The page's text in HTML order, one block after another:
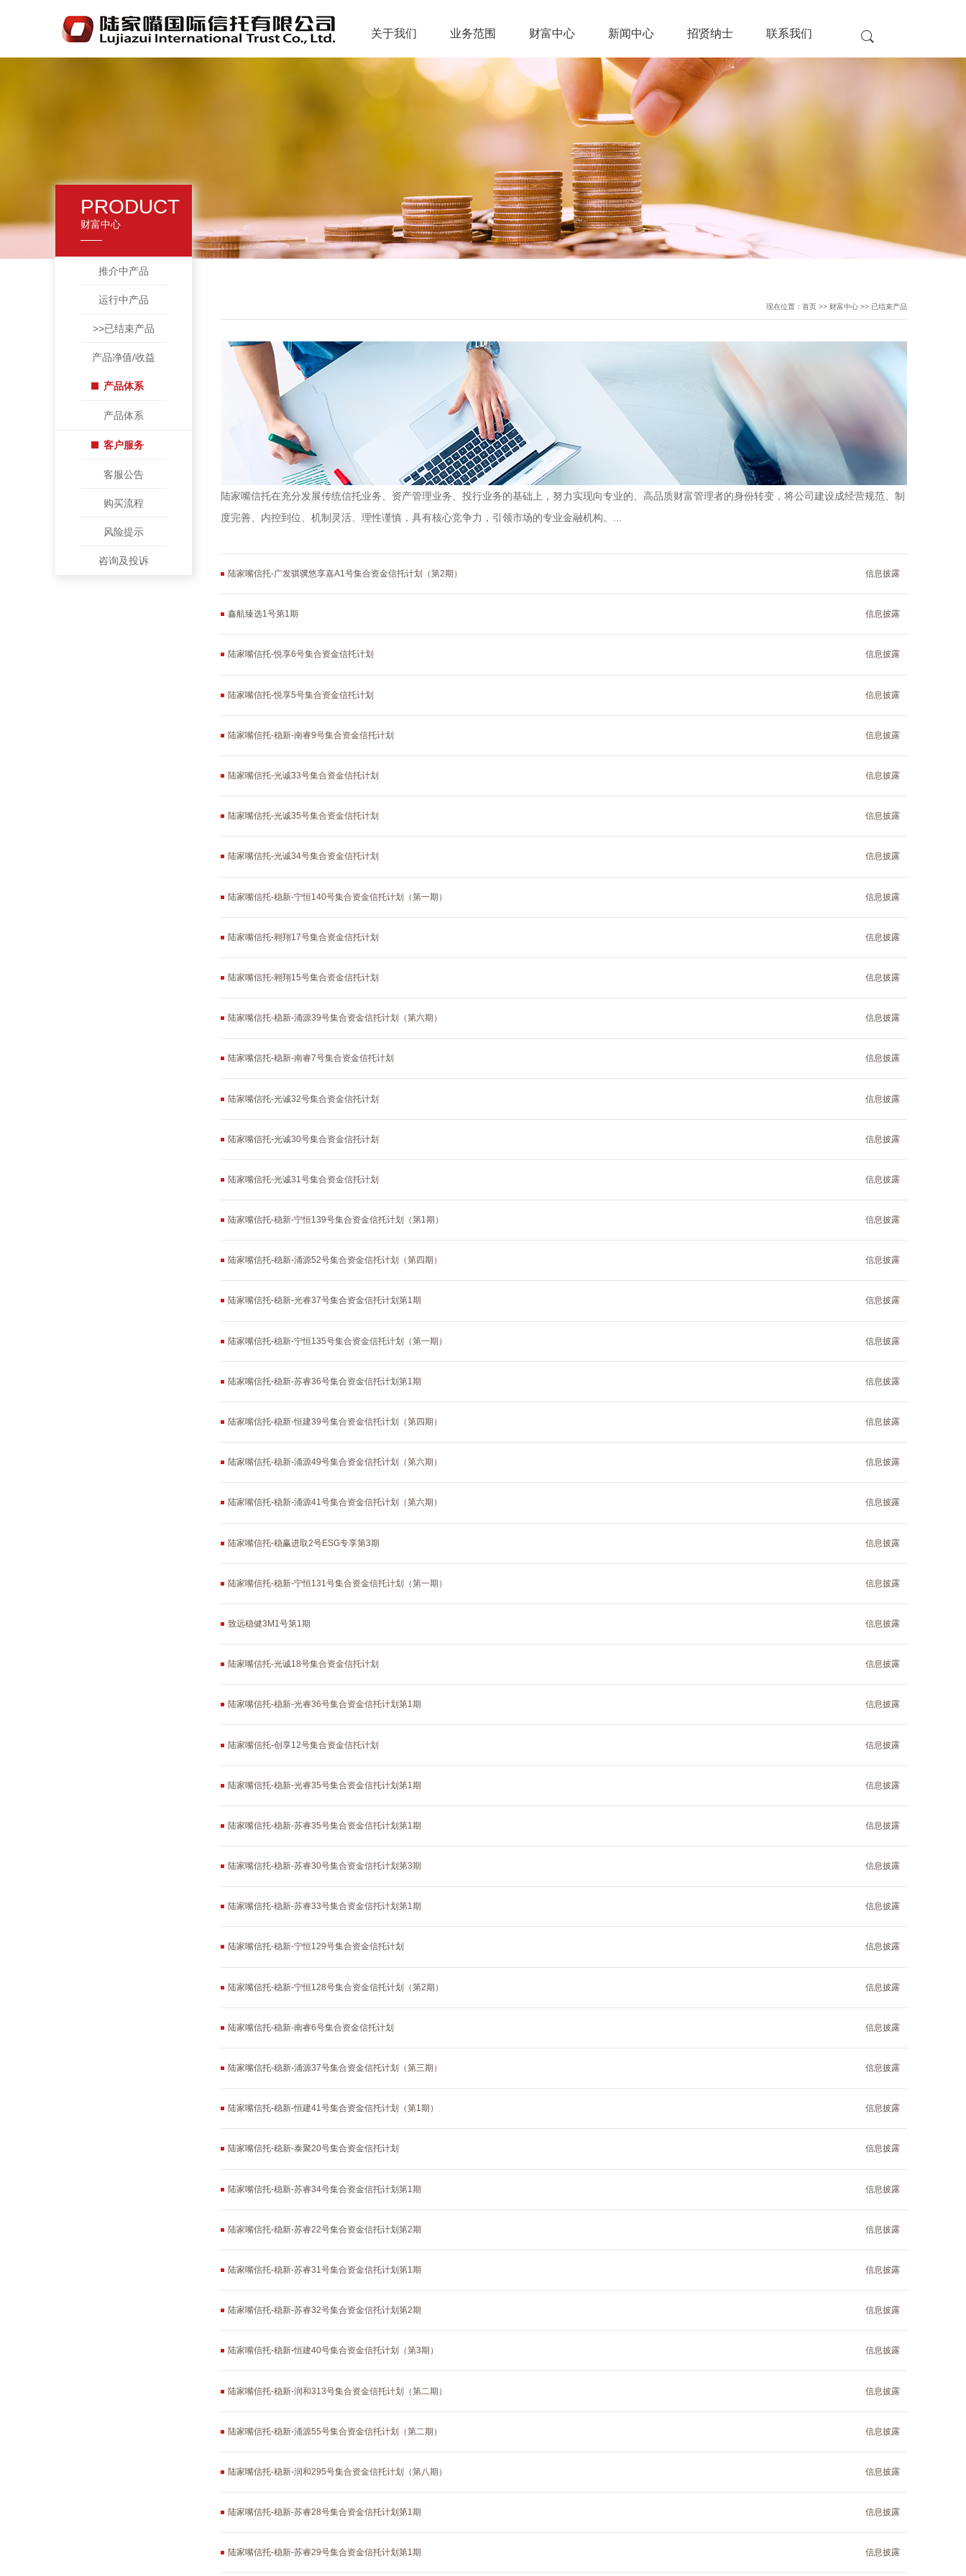
关于我们 业务范围 财富中心 新闻中心 招贤纳士 联系我们
PRODUCT
财富中心
推介中产品
运行中产品
>>已结束产品
产品净值/收益
产品体系
产品体系
客户服务
客服公告
购买流程
风险提示
咨询及投诉
现在位置：首页 >> 财富中心 >> 已结束产品
陆家嘴信托在充分发展传统信托业务、资产管理业务、投行业务的基础上，努力实现向专业的、高品质财富管理者的身份转变，将公司建设成经营规范、制
度完善、内控到位、机制灵活、理性谨慎，具有核心竞争力，引领市场的专业金融机构。...
陆家嘴信托-广发骐骥悠享嘉A1号集合资金信托计划（第2期） 信息披露
鑫航臻选1号第1期 信息披露
陆家嘴信托-悦享6号集合资金信托计划 信息披露
陆家嘴信托-悦享5号集合资金信托计划 信息披露
陆家嘴信托-稳新-南睿9号集合资金信托计划 信息披露
陆家嘴信托-光诚33号集合资金信托计划 信息披露
陆家嘴信托-光诚35号集合资金信托计划 信息披露
陆家嘴信托-光诚34号集合资金信托计划 信息披露
陆家嘴信托-稳新-宁恒140号集合资金信托计划（第一期） 信息披露
陆家嘴信托-翱翔17号集合资金信托计划 信息披露
陆家嘴信托-翱翔15号集合资金信托计划 信息披露
陆家嘴信托-稳新-涌源39号集合资金信托计划（第六期） 信息披露
陆家嘴信托-稳新-南睿7号集合资金信托计划 信息披露
陆家嘴信托-光诚32号集合资金信托计划 信息披露
陆家嘴信托-光诚30号集合资金信托计划 信息披露
陆家嘴信托-光诚31号集合资金信托计划 信息披露
陆家嘴信托-稳新-宁恒139号集合资金信托计划（第1期） 信息披露
陆家嘴信托-稳新-涌源52号集合资金信托计划（第四期） 信息披露
陆家嘴信托-稳新-光睿37号集合资金信托计划第1期 信息披露
陆家嘴信托-稳新-宁恒135号集合资金信托计划（第一期） 信息披露
陆家嘴信托-稳新-苏睿36号集合资金信托计划第1期 信息披露
陆家嘴信托-稳新-恒建39号集合资金信托计划（第四期） 信息披露
陆家嘴信托-稳新-涌源49号集合资金信托计划（第六期） 信息披露
陆家嘴信托-稳新-涌源41号集合资金信托计划（第六期） 信息披露
陆家嘴信托-稳赢进取2号ESG专享第3期 信息披露
陆家嘴信托-稳新-宁恒131号集合资金信托计划（第一期） 信息披露
致远稳健3M1号第1期 信息披露
陆家嘴信托-光诚18号集合资金信托计划 信息披露
陆家嘴信托-稳新-光睿36号集合资金信托计划第1期 信息披露
陆家嘴信托-创享12号集合资金信托计划 信息披露
陆家嘴信托-稳新-光睿35号集合资金信托计划第1期 信息披露
陆家嘴信托-稳新-苏睿35号集合资金信托计划第1期 信息披露
陆家嘴信托-稳新-苏睿30号集合资金信托计划第3期 信息披露
陆家嘴信托-稳新-苏睿33号集合资金信托计划第1期 信息披露
陆家嘴信托-稳新-宁恒129号集合资金信托计划 信息披露
陆家嘴信托-稳新-宁恒128号集合资金信托计划（第2期） 信息披露
陆家嘴信托-稳新-南睿6号集合资金信托计划 信息披露
陆家嘴信托-稳新-涌源37号集合资金信托计划（第三期） 信息披露
陆家嘴信托-稳新-恒建41号集合资金信托计划（第1期） 信息披露
陆家嘴信托-稳新-泰聚20号集合资金信托计划 信息披露
陆家嘴信托-稳新-苏睿34号集合资金信托计划第1期 信息披露
陆家嘴信托-稳新-苏睿22号集合资金信托计划第2期 信息披露
陆家嘴信托-稳新-苏睿31号集合资金信托计划第1期 信息披露
陆家嘴信托-稳新-苏睿32号集合资金信托计划第2期 信息披露
陆家嘴信托-稳新-恒建40号集合资金信托计划（第3期） 信息披露
陆家嘴信托-稳新-润和313号集合资金信托计划（第二期） 信息披露
陆家嘴信托-稳新-涌源55号集合资金信托计划（第二期） 信息披露
陆家嘴信托-稳新-润和295号集合资金信托计划（第八期） 信息披露
陆家嘴信托-稳新-苏睿28号集合资金信托计划第1期 信息披露
陆家嘴信托-稳新-苏睿29号集合资金信托计划第1期 信息披露